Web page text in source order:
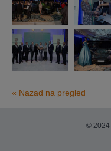
« Nazad na pregled
© 2024